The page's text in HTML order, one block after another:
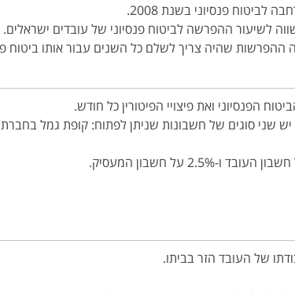
פנסיוני בשנת 2008.
לשיעור ההפרשה לביטוח פנסיוני של עובדים
שהיה צריך לשלם כל השנים עבור אותו ביטוח
הפנסיוני ואת פיצויי הפיטורין כל חודש.
סוגים של חשבונות שניתן לפתוח: קופת גמל בחברת
של העובד הזר בביתו.